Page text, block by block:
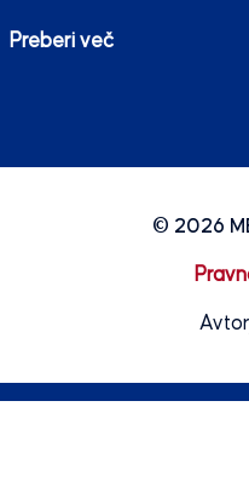
Preberi več
© 2026